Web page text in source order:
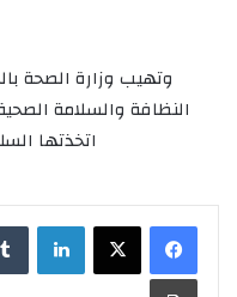
وتهيب وزارة الصحة
النظافة والسلامة
اتخذتها
لينكدإن
طباعة